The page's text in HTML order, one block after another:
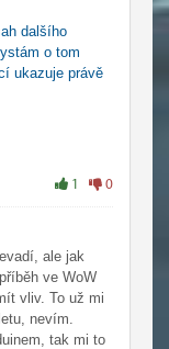
dalšího
o tom
ukazuje právě
1 0
ale jak
ve WoW
vliv. To už mi
nevím.
tak mi to